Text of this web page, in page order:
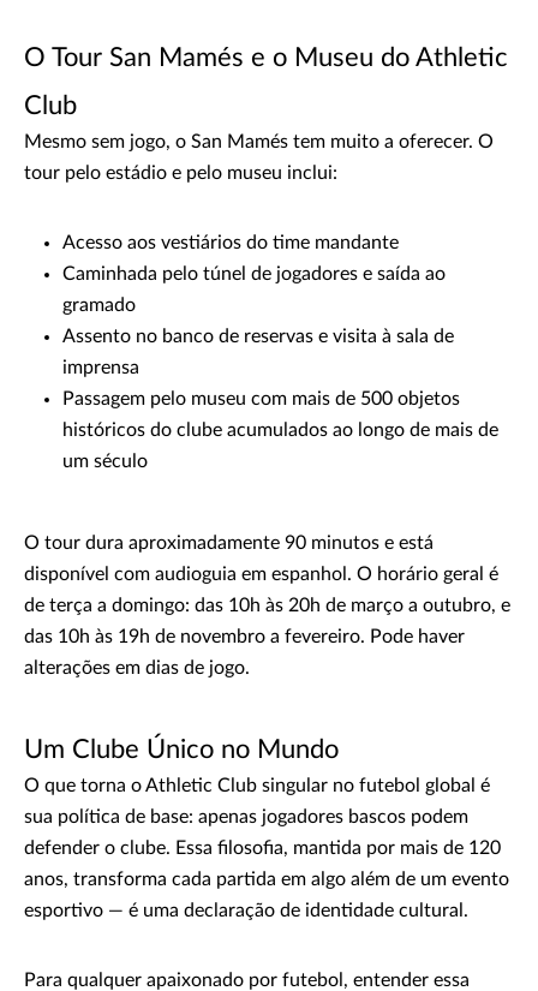
O Tour San Mamés e o Museu do Athletic
Club
Mesmo sem jogo, o San Mamés tem muito a oferecer. O
tour pelo estádio e pelo museu inclui:
Acesso aos vestiários do time mandante
Caminhada pelo túnel de jogadores e saída ao
gramado
Assento no banco de reservas e visita à sala de
imprensa
Passagem pelo museu com mais de 500 objetos
históricos do clube acumulados ao longo de mais de
um século
O tour dura aproximadamente 90 minutos e está
disponível com audioguia em espanhol. O horário geral é
de terça a domingo: das 10h às 20h de março a outubro, e
das 10h às 19h de novembro a fevereiro. Pode haver
alterações em dias de jogo.
Um Clube Único no Mundo
O que torna o Athletic Club singular no futebol global é
sua política de base: apenas jogadores bascos podem
defender o clube. Essa filosofia, mantida por mais de 120
anos, transforma cada partida em algo além de um evento
esportivo — é uma declaração de identidade cultural.
Para qualquer apaixonado por futebol, entender essa